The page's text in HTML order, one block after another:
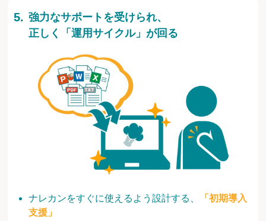
ナレカンをすぐに使えるよう設計する、
「初期導入
支援」
強力なサポートを受けられ、
正しく「運用サイクル」が回る